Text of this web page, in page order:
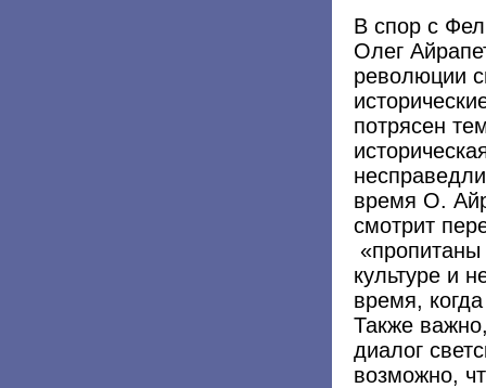
В спор с
Олег
революции
потрясен
время О.
смотрит
культуре и
время,
Также
диалог
возможно,